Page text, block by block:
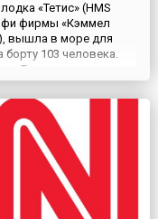
«Тетис» (HMS
фирмы «Кэммел
вышла в море для
103 человека.
«Т» — новых
флота, которые
лодки типов O, P и R,